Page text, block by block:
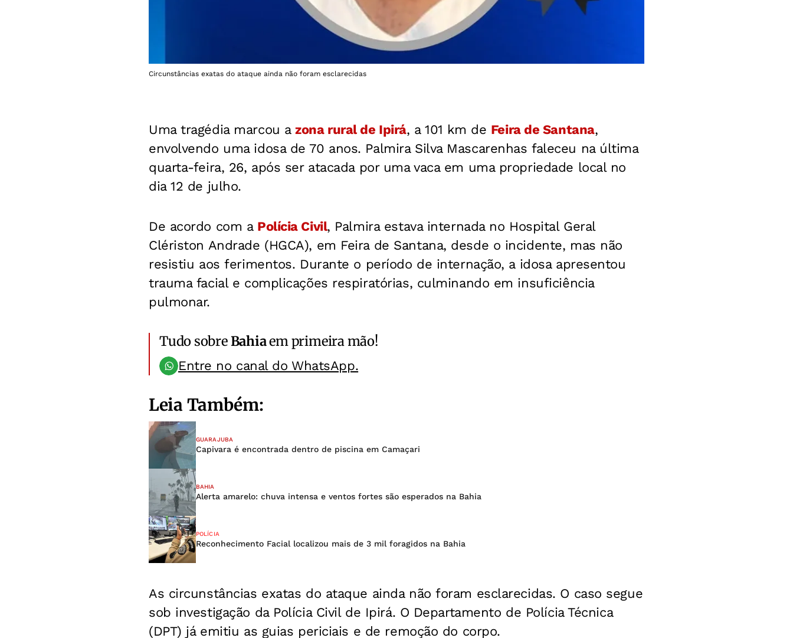
Circunstâncias exatas do ataque ainda não foram esclarecidas
Uma tragédia marcou azona rural de Ipirá, a 101 km de Feira de Santana,
envolvendo uma idosa de 70 anos. Palmira Silva Mascarenhas faleceu na última
quarta-feira, 26, após ser atacada por uma vaca em uma propriedade local no
dia 12 de julho.
De acordo com a Polícia Civil, Palmira estava internada no Hospital Geral
Clériston Andrade (HGCA), em Feira de Santana, desde o incidente, mas não
resistiu aos ferimentos. Durante o período de internação, a idosa apresentou
trauma facial e complicações respiratórias, culminando em insuficiência
pulmonar.
Tudo sobreBahiaem primeira mão!
Entre no canal do WhatsApp.
Leia Também:
GUARAJUBA
Capivara é encontrada dentro de piscina em Camaçari
BAHIA
Alerta amarelo: chuva intensa e ventos fortes são esperados na Bahia
POLÍCIA
Reconhecimento Facial localizou mais de 3 mil foragidos na Bahia
As circunstâncias exatas do ataque ainda não foram esclarecidas. O caso segue
sob investigação da Polícia Civil de Ipirá. O Departamento de Polícia Técnica
(DPT) já emitiu as guias periciais e de remoção do corpo.